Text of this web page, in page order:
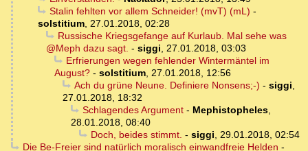
Stalin fehlten vor allem Schneider! (mvT) (mL) -
solstitium, 27.01.2018, 02:28
Russische Kriegsgefange auf Kurlaub. Mal sehe was
@Meph dazu sagt. - siggi, 27.01.2018, 03:03
Erfrierungen wegen fehlender Wintermäntel im
August? - solstitium, 27.01.2018, 12:56
Ach du grüne Neune. Definiere Nonsens;-) - siggi,
27.01.2018, 18:32
Schlagendes Argument- Mephistopheles,
28.01.2018, 08:40
Doch, beides stimmt. - siggi, 29.01.2018, 02:54
Die Be-Freier sind natürlich moralisch einwandfreie Helden -